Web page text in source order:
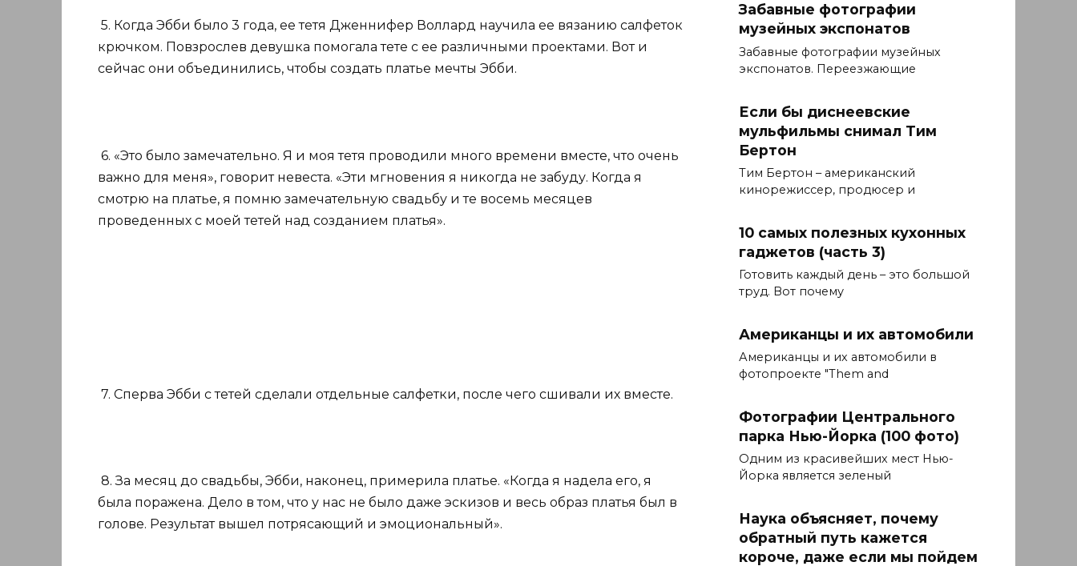
5. Когда Эбби было 3 года, ее тетя Дженнифер Воллард научила ее вязанию салфеток
крючком. Повзрослев девушка помогала тете с ее различными проектами. Вот и
сейчас они объединились, чтобы создать платье мечты Эбби.
6. «Это было замечательно. Я и моя тетя проводили много времени вместе, что очень
важно для меня», говорит невеста. «Эти мгновения я никогда не забуду. Когда я
смотрю на платье, я помню замечательную свадьбу и те восемь месяцев
проведенных с моей тетей над созданием платья».
7. Сперва Эбби с тетей сделали отдельные салфетки, после чего сшивали их вместе.
8. За месяц до свадьбы, Эбби, наконец, примерила платье. «Когда я надела его, я
была поражена. Дело в том, что у нас не было даже эскизов и весь образ платья был в
голове. Результат вышел потрясающий и эмоциональный».
Забавные фотографии
музейных экспонатов
Забавные фотографии музейных
экспонатов. Переезжающие
Если бы диснеевские
мульфильмы снимал Тим
Бертон
Тим Бертон – американский
кинорежиссер, продюсер и
10 самых полезных кухонных
гаджетов (часть 3)
Готовить каждый день – это большой
труд. Вот почему
Американцы и их автомобили
Американцы и их автомобили в
фотопроекте "Them and
Фотографии Центрального
парка Нью-Йорка (100 фото)
Одним из красивейших мест Нью-
Йорка является зеленый
Наука объясняет, почему
обратный путь кажется
короче, даже если мы пойдем